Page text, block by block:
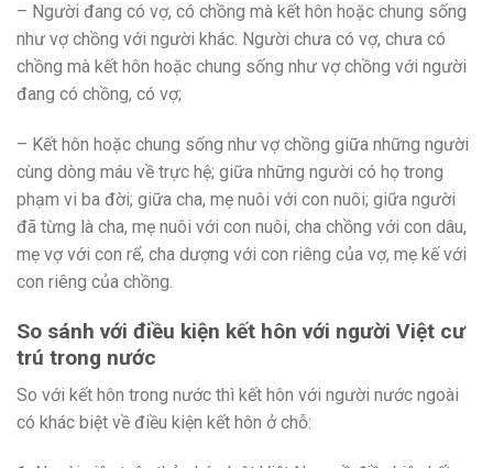
– Người đang có vợ, có chồng mà kết hôn hoặc chung sống
như vợ chồng với người khác. Người chưa có vợ, chưa có
chồng mà kết hôn hoặc chung sống như vợ chồng với người
đang có chồng, có vợ;
– Kết hôn hoặc chung sống như vợ chồng giữa những người
cùng dòng máu về trực hệ; giữa những người có họ trong
phạm vi ba đời; giữa cha, mẹ nuôi với con nuôi; giữa người
đã từng là cha, mẹ nuôi với con nuôi, cha chồng với con dâu,
mẹ vợ với con rể, cha dượng với con riêng của vợ, mẹ kế với
con riêng của chồng.
So sánh với điều kiện kết hôn với người Việt cư
trú trong nước
So với kết hôn trong nước thì kết hôn với người nước ngoài
có khác biệt về điều kiện kết hôn ở chỗ: